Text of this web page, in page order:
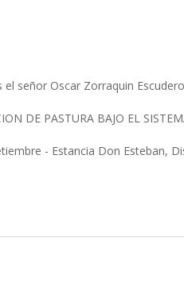
el señor Oscar Zorraquin Escudero
DE PASTURA BAJO EL
- Estancia Don Esteban,